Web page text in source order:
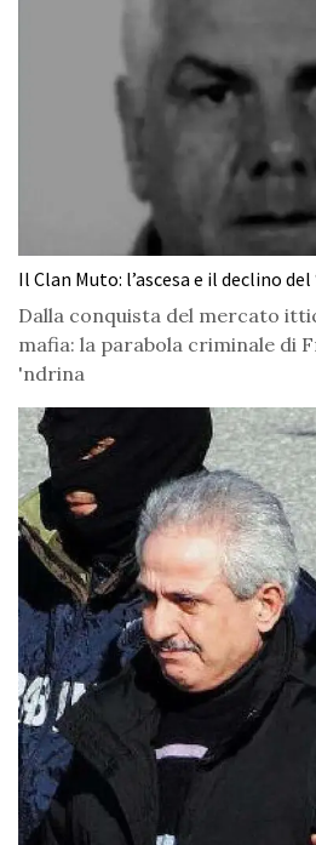
Il Clan Muto: l’ascesa e il declino
Dalla conquista del mercato
mafia: la parabola criminale di
'ndrina